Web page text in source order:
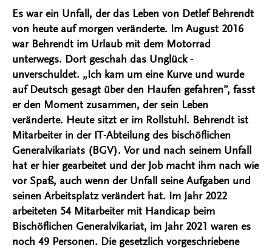
Es war ein Unfall, der das Leben von Detlef Behrendt
von heute auf morgen veränderte. Im August 2016
war Behrendt im Urlaub mit dem Motorrad
unterwegs. Dort geschah das Unglück -
unverschuldet. „Ich kam um eine Kurve und wurde
auf Deutsch gesagt über den Haufen gefahren”, fasst
er den Moment zusammen, der sein Leben
veränderte. Heute sitzt er im Rollstuhl. Behrendt ist
Mitarbeiter in der IT-Abteilung des bischöflichen
Generalvikariats (BGV). Vor und nach seinem Unfall
hat er hier gearbeitet und der Job macht ihm nach wie
vor Spaß, auch wenn der Unfall seine Aufgaben und
seinen Arbeitsplatz verändert hat. Im Jahr 2022
arbeiteten 54 Mitarbeiter mit Handicap beim
Bischöflichen Generalvikariat, im Jahr 2021 waren es
noch 49 Personen. Die gesetzlich vorgeschriebene